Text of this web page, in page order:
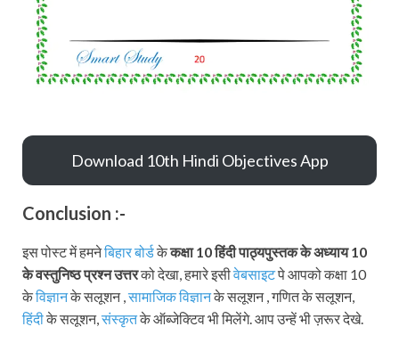
Download 10th Hindi Objectives App
Conclusion :-
इस पोस्ट में हमनेबिहार बोर्डकेकक्षा 10 हिंदी पाठ्यपुस्तकके अध्याय 10
के वस्तुनिष्ठ प्रश्न उत्तरको देखा, हमारे इसीवेबसाइटपे आपको कक्षा 10
केविज्ञानके सलूशन ,सामाजिक विज्ञानके सलूशन , गणित के सलूशन,
हिंदीके सलूशन,संस्कृतके ऑब्जेक्टिव भी मिलेंगे. आप उन्हें भी ज़रूर देखे.